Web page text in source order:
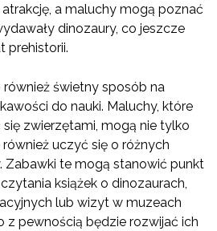
a maluchy mogą poznać
dinozaury, co jeszcze
prehistorii.
świetny sposób na
do nauki. Maluchy, które
zwierzętami, mogą nie tylko
uczyć się o różnych
Zabawki te mogą stanowić punkt
książek o dinozaurach,
lub wizyt w muzeach
pewnością będzie rozwijać ich